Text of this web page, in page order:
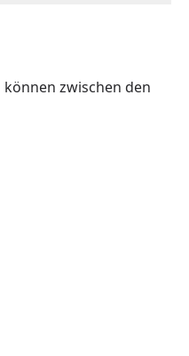
zwischen den